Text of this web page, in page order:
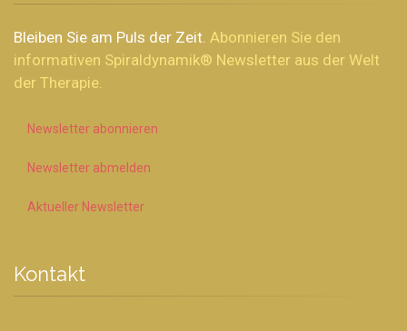
Bleiben Sie am Puls der Zeit. Abonnieren Sie den
spannendenSpiraldynamik® Newsletter aus der Welt
der Prävention
Newsletter abonnieren
Newsletter abmelden
Aktueller Newsletter
Kontakt